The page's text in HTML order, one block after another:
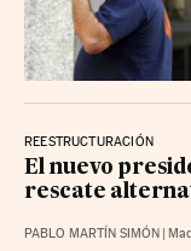
REESTRUCTURACIÓN
El nuevo
rescate
PABLO MARTÍN SIMÓN